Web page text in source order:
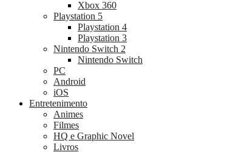
Xbox 360
Playstation 5
Playstation 4
Playstation 3
Nintendo Switch 2
Nintendo Switch
PC
Android
iOS
Entretenimento
Animes
Filmes
HQ e Graphic Novel
Livros